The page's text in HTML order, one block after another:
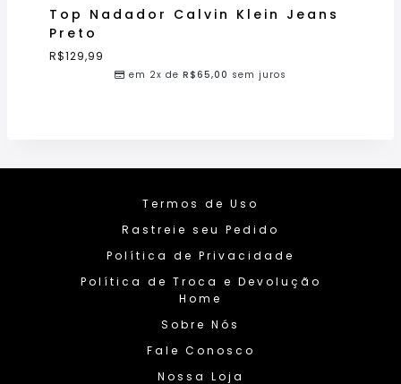
Top Nadador Calvin Klein Jeans
Preto
R$129,99
em 2x de R$65,00 sem juros
Termos de Uso
Rastreie seu Pedido
Política de Privacidade
Política de Troca e Devolução
Home
Sobre Nós
Fale Conosco
Nossa Loja